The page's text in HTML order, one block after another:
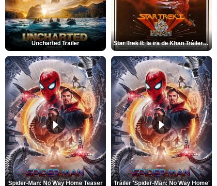
Uncharted Trailer Star Trek II: la ira de Khan Tráiler VO
Spider-Man: No Way Home Teaser Tráiler 'Spider-Man: No Way Home'